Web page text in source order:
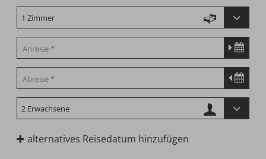
alternatives Reisedatum hinzufügen